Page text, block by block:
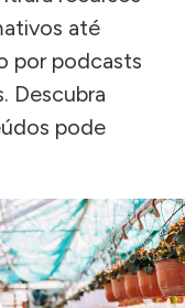
até
por podcasts
Descubra
pode